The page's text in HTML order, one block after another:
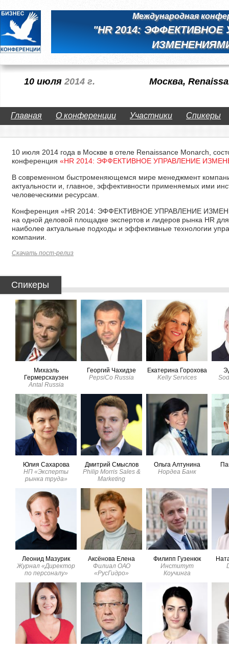
Международная
"HR 2014: ЭФФЕКТИВНОЕ
10 июля 2014 г. Москва,
Главная О конференции Участники Спикеры
10 июля 2014 года в Москве в отеле Renaissance Monarch,
конференция «HR 2014: ЭФФЕКТИВНОЕ УПРАВЛЕНИЕ
В современном быстроменяющемся мире менеджмент
актуальности и, главное, эффективности применяемых ими
человеческими ресурсам.
Конференция «HR 2014: ЭФФЕКТИВНОЕ УПРАВЛЕНИЕ
на одной деловой площадке экспертов и лидеров рынка HR
наиболее актуальные подходы и эффективные технологии
компании.
Скачать пост-релиз
Спикеры
Михаэль
Гермерсхаузен
Antal Russia
Георгий Чахидзе
PepsiCo Russia
Екатерина Горохова
Kelly Services
Юлия Сахарова
НП «Эксперты
рынка труда»
Дмитрий Смыслов
Philip Morris Sales &
Marketing
Ольга Алтунина
Нордеа Банк
Леонид Мазурик
Журнал «Директор
по персоналу»
Аксёнова Елена
Филиал ОАО
«РусГидро»
Филипп Гузенюк
Институт
Коучинга